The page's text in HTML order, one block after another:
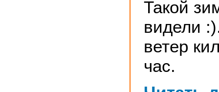
Такой
видели
ветер
час.